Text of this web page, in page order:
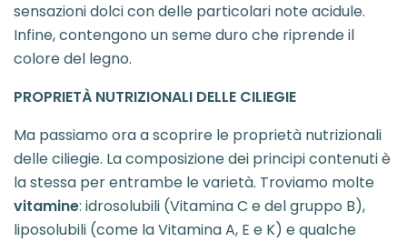
sensazioni dolci con delle particolari note acidule.
Infine, contengono un seme duro che riprende il
colore del legno.
PROPRIETÀ NUTRIZIONALI DELLE CILIEGIE
Ma passiamo ora a scoprire le proprietà nutrizionali
delle ciliegie. La composizione dei principi contenuti è
la stessa per entrambe le varietà. Troviamo molte
vitamine: idrosolubili (Vitamina C e del gruppo B),
liposolubili (come la Vitamina A, E e K) e qualche